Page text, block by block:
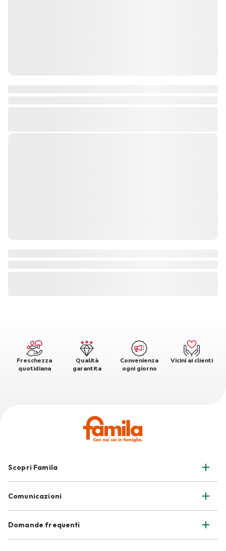
Freschezza
quotidiana
Qualità
garantita
Convenienza
ogni giorno
Vicini ai clienti
Scopri Famila
Comunicazioni
Domande frequenti